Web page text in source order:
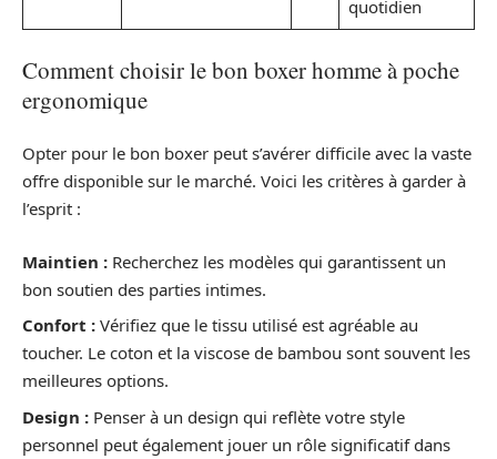
quotidien
Comment choisir le bon boxer homme à poche
ergonomique
Opter pour le bon boxer peut s’avérer difficile avec la vaste
offre disponible sur le marché. Voici les critères à garder à
l’esprit :
Maintien : Recherchez les modèles qui garantissent un
bon soutien des parties intimes.
Confort : Vérifiez que le tissu utilisé est agréable au
toucher. Le coton et la viscose de bambou sont souvent les
meilleures options.
Design : Penser à un design qui reflète votre style
personnel peut également jouer un rôle significatif dans